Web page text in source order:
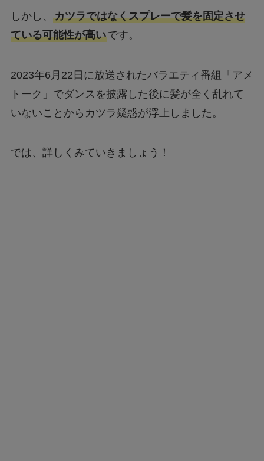
しかし、 カツラではなくスプレーで髪を固定させ
ている可能性が高いです。
2023年6月22日に放送されたバラエティ番組「アメ
トーク」でダンスを披露した後に髪が全く乱れて
いないことからカツラ疑惑が浮上しました。
では、詳しくみていきましょう！